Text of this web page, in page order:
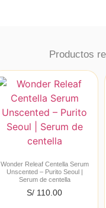
Productos
Wonder Releaf Centella Serum
Unscented – Purito Seoul |
Serum de centella
S/ 110.00